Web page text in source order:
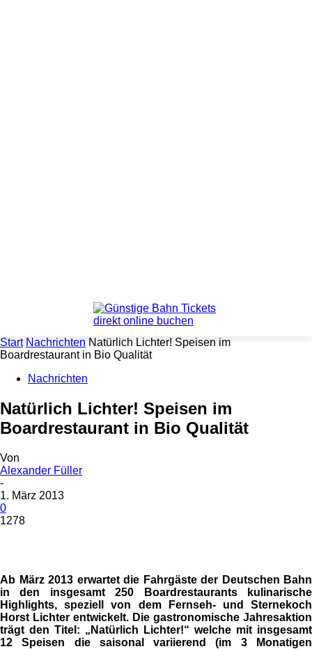
Start Nachrichten Natürlich Lichter! Speisen im
Boardrestaurant in Bio Qualität
Nachrichten
Natürlich Lichter! Speisen im
Boardrestaurant in Bio Qualität
Von
Alexander Füller
-
1. März 2013
0
1278
Ab März 2013 erwartet die Fahrgäste der Deutschen Bahn
in den insgesamt 250 Boardrestaurants kulinarische
Highlights, speziell von dem Fernseh- und Sternekoch
Horst Lichter entwickelt. Die gastronomische Jahresaktion
trägt den Titel: „Natürlich Lichter!“ welche mit insgesamt
12 Speisen die saisonal variierend (im 3 Monatigen